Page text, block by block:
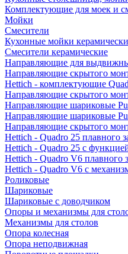
Комплектующие для моек и
Мойки
Смесители
Кухонные мойки
Смесители керамические
Направляющие для
Направляющие скрытого
Hettich - комплектующие
Направляющие скрытого
Направляющие шариковые
Направляющие шариковые
Направляющие скрытого
Hettich - Quadro 25 плавного
Hettich - Quadro 25 с
Hettich - Quadro V6 плавного
Hettich - Quadro V6 с
Роликовые
Шариковые
Шариковые с доводчиком
Опоры и механизмы для
Механизмы для столов
Опора колесная
Опора неподвижная